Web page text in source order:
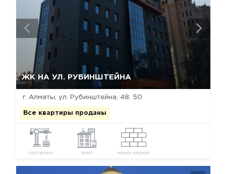
ЖК НА УЛ. РУБИНШТЕЙНА
г. Алматы, ул. Рубинштейна, 48, 50
Все квартиры проданы
построен элит моно-каркас
Да, удалить